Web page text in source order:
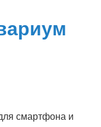
смартфона и